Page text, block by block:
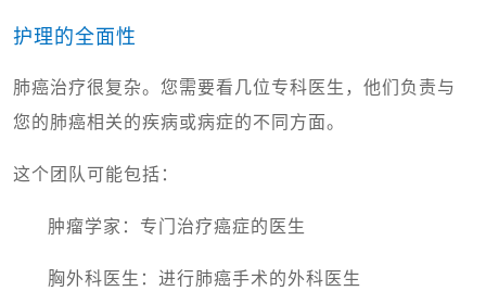
护理的全面性
肺癌治疗很复杂。您需要看几位专科医生，他们负责与
您的肺癌相关的疾病或病症的不同方面。
这个团队可能包括：
肿瘤学家：专门治疗癌症的医生
胸外科医生：进行肺癌手术的外科医生